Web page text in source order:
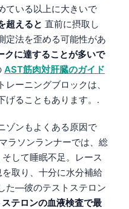
ている以上に大きいで
超えると 直前に摂取し
定法を歪める可能性があ
に達することが多いで
AST筋肉対肝臓のガイド
ーニングブロックは、
げることもあります。.
ゾンもよくある原因で
ラソンランナーでは、総
そして睡眠不足。レース
取り、十分に水分補給
た—彼のテストステロン
テロンの血液検査で最